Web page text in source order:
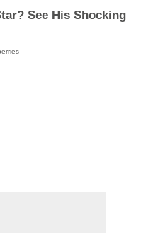
See His Shocking